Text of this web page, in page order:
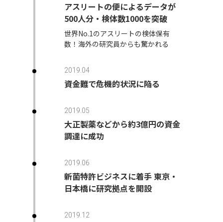
アスリートの便によるデータが
500人分・検体数1000を突破
世界No.1のアスリートの検体保有
数！海外の研究員からも驚かれる
2019.04
資金難で危機的状況に陥る
2019.05
大正製薬などから約3億円の資金
調達に成功
2019.06
新菌特許ビジネスに着手 東京・
日本橋に研究拠点を開設
2019.12